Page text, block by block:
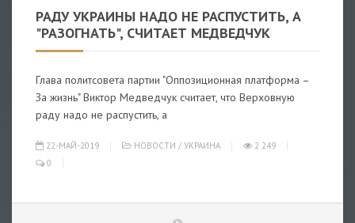
РАДУ УКРАИНЫ НАДО НЕ РАСПУСТИТЬ, А
"РАЗОГНАТЬ", СЧИТАЕТ МЕДВЕДЧУК
Глава политсовета партии "Оппозиционная платформа –
За жизнь" Виктор Медведчук считает, что Верховную
раду надо не распустить, а
22-МАЙ-2019 НОВОСТИ / УКРАИНА
2 249
0